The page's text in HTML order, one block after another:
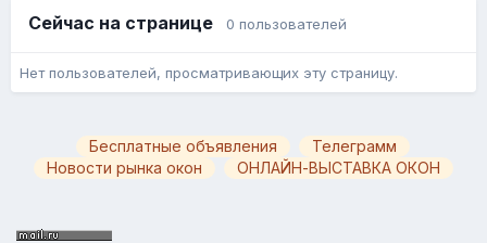
Сейчас на странице 0 пользователей
Нет пользователей, просматривающих эту страницу.
Бесплатные объявления
Телеграмм
Новости рынка окон
ОНЛАЙН-ВЫСТАВКА ОКОН